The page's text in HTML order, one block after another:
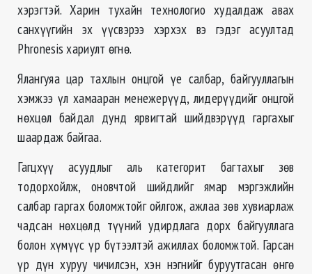
хэрэгтэй. Харин тухайн технологио худалдаж авах
санхүүгийн эх үүсвэрээ хэрхэх вэ гэдэг асуултад
Phronesis хариулт өгнө.
Ялангуяа цар тахлын онцгой үе салбар, байгууллагын
хэмжээ үл хамааран менежерүүд, лидерүүдийг онцгой
нөхцөл байдал дунд ярвигтай шийдвэрүүд гаргахыг
шаардаж байгаа.
Гагцхүү асуудлыг аль категорит багтахыг зөв
тодорхойлж, оновчтой шийдлийг ямар мэргэжлийн
салбар гаргах боломжтойг ойлгож, ажлаа зөв хувиарлаж
чадсан нөхцөлд түүний удирдлага дорх байгууллага
болон хүмүүс үр бүтээлтэй ажиллах боломжтой. Гарсан
үр дүн хуруу чичилсэн, хэн нэгнийг буруутгасан өнгө